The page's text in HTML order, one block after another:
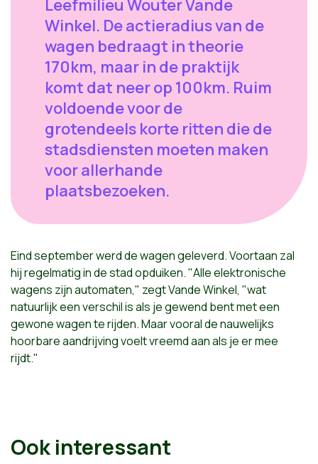
Leefmilieu Wouter Vande
Winkel. De actieradius van de
wagen bedraagt in theorie
170km, maar in de praktijk
komt dat neer op 100km. Ruim
voldoende voor de
grotendeels korte ritten die de
stadsdiensten moeten maken
voor allerhande
plaatsbezoeken.
Eind september werd de wagen geleverd. Voortaan zal
hij regelmatig in de stad opduiken. "Alle elektronische
wagens zijn automaten," zegt Vande Winkel, "wat
natuurlijk een verschil is als je gewend bent met een
gewone wagen te rijden. Maar vooral de nauwelijks
hoorbare aandrijving voelt vreemd aan als je er mee
rijdt."
Ook interessant